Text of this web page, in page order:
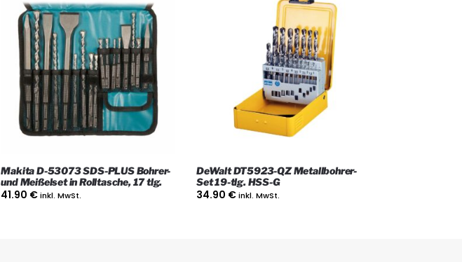
Makita D-53073 SDS-PLUS Bohrer-
und Meißelset in Rolltasche, 17 tlg.
41.90 € inkl. MwSt.
DeWalt DT5923-QZ Metallbohrer-
Set 19-tlg. HSS-G
34.90 €inkl. MwSt.